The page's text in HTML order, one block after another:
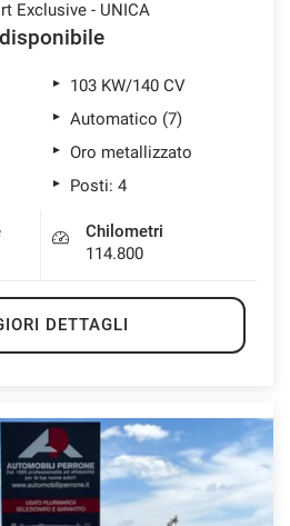
Exclusive - UNICA
103 KW/140 CV
Automatico (7)
Oro metallizzato
Posti: 4
Chilometri
114.800
DETTAGLI